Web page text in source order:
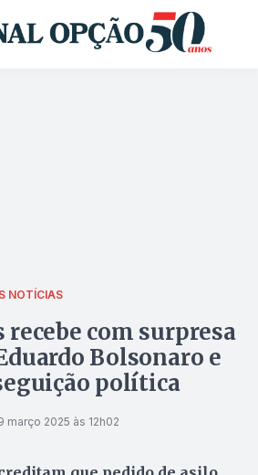
NOTÍCIAS
recebe com surpresa
Bolsonaro e
política
março 2025 às 12h02